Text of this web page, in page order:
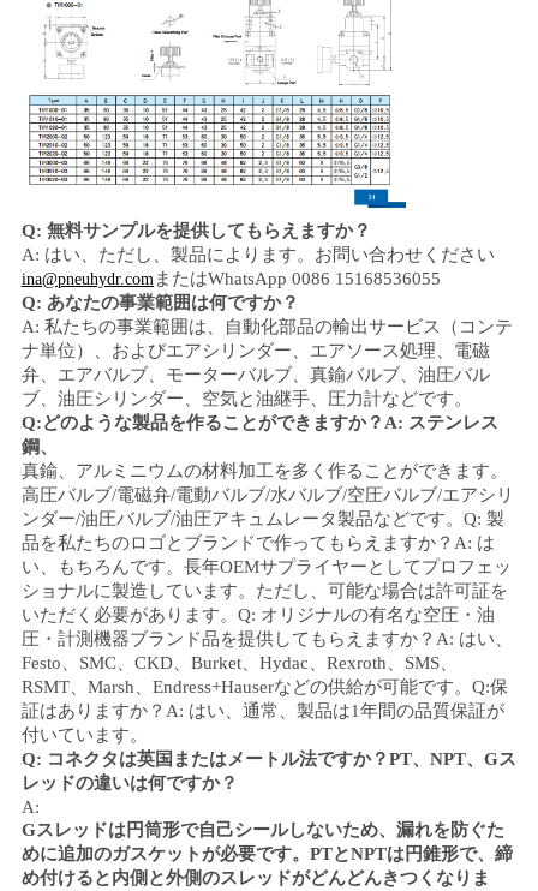
し
な
さ
い
地
図
プ
ラ
イ
バ
シ
ー
ポ
リ
シ
ー
Q: 無料サンプルを提供してもらえますか？
A: はい、 ただし、製品によります。 お問い合わせください
ina@pneuhydr.com またはWhatsApp 0086 15168536055
Q: あなたの事業範囲は何ですか？
A: 私たちの事業範囲は、
自動化部品の輸出サービス（コンテ
ナ単位）、およびエアシリンダー、エアソース処理、電磁
弁、 エアバルブ、 モーターバルブ、 真鍮バルブ、油圧バル
ブ、油圧シリンダー、 空気と油継手、圧力計などです。
Q:どのような製品を作ることができますか？ A: ステンレス
鋼、
真鍮、アルミニウムの材料加工を多く作ることができます。
高圧バルブ/電磁弁/電動バルブ/水バルブ/空圧バルブ/エアシリ
ンダー/油圧バルブ/油圧アキュムレータ製品などです。 Q: 製
品を私たちのロゴとブランドで作ってもらえますか？ A: は
い、もちろんです。長年OEMサプライヤーとしてプロフェッ
ショナルに製造しています。ただし、可能な場合は許可証を
いただく必要があります。 Q: オリジナルの有名な空圧・油
圧・計測機器ブランド品を提供してもらえますか？ A: はい、
Festo、SMC、CKD、Burket、Hydac、Rexroth、SMS、
RSMT、Marsh、Endress+Hauserなどの供給が可能です。 Q:保
証はありますか？ A: はい、通常、製品は1年間の品質保証が
付いています。
Q: コネクタは英国またはメートル法ですか？PT、NPT、Gス
レッドの違いは何ですか？
A:
Gスレッドは円筒形で自己シールしないため、漏れを防ぐた
めに追加のガスケットが必要です。PTとNPTは円錐形で、締
め付けると内側と外側のスレッドがどんどんきつくなりま